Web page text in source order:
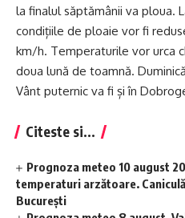
la finalul săptămânii va ploua.
condițiile de ploaie vor fi
km/h. Temperaturile vor urca
doua lună de toamnă.
Vânt puternic va fi și în
Citeste si...
Prognoza meteo 10 august
temperaturi arzătoare.
București